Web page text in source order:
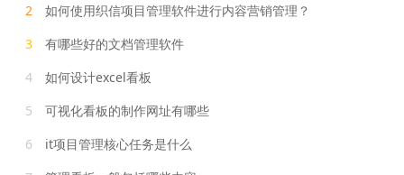
2
如何使用织信项目管理软件进行内容营销管理？
3
有哪些好的文档管理软件
4
如何设计excel看板
5
可视化看板的制作网址有哪些
6
it项目管理核心任务是什么